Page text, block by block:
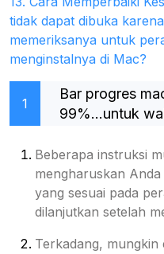
tidak dapat dibuka
memeriksanya untuk
menginstalnya di Mac?
1
Bar progres
99%...untuk
Beberapa instruksi
mengharuskan
yang sesuai pada
dilanjutkan setelah
Terkadang,